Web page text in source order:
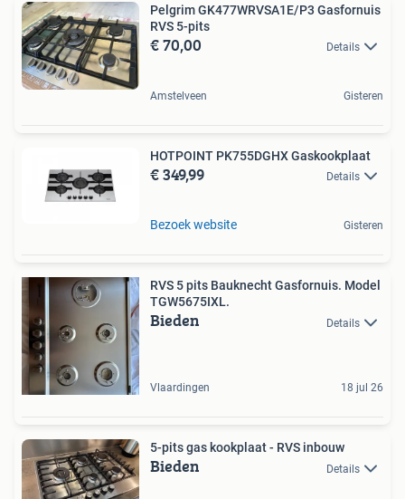
Pelgrim GK477WRVSA1E/P3 Gasfornuis
RVS 5-pits
€ 70,00 Details
Amstelveen Gisteren
HOTPOINT PK755DGHX Gaskookplaat
€ 349,99 Details
Bezoek website Gisteren
RVS 5 pits Bauknecht Gasfornuis. Model
TGW5675IXL.
Bieden Details
Vlaardingen 18 jul 26
5-pits gas kookplaat - RVS inbouw
Bieden Details